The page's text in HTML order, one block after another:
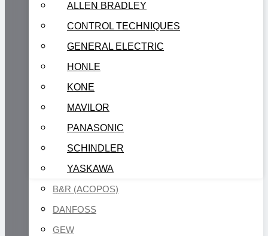
ALLEN BRADLEY
CONTROL TECHNIQUES
GENERAL ELECTRIC
HONLE
KONE
MAVILOR
PANASONIC
SCHINDLER
YASKAWA
B&R (ACOPOS)
DANFOSS
GEW